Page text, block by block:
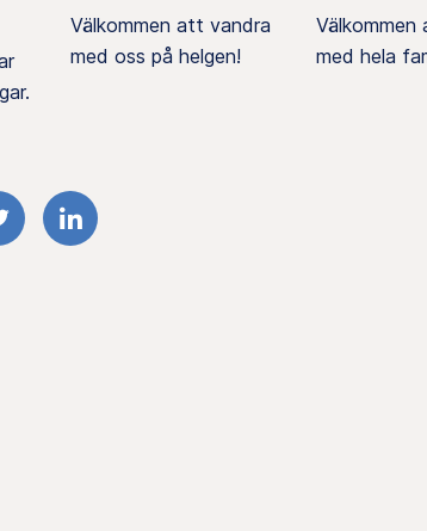
Välkommen att vandra
med oss på helgen!
med hela
LINKEDIN